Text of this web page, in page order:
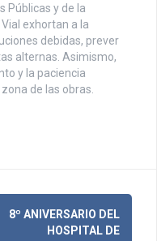
Públicas y de la
exhortan a la
debidas, prever
alternas. Asimismo,
y la paciencia
de las obras.
8º ANIVERSARIO DEL
HOSPITAL DE